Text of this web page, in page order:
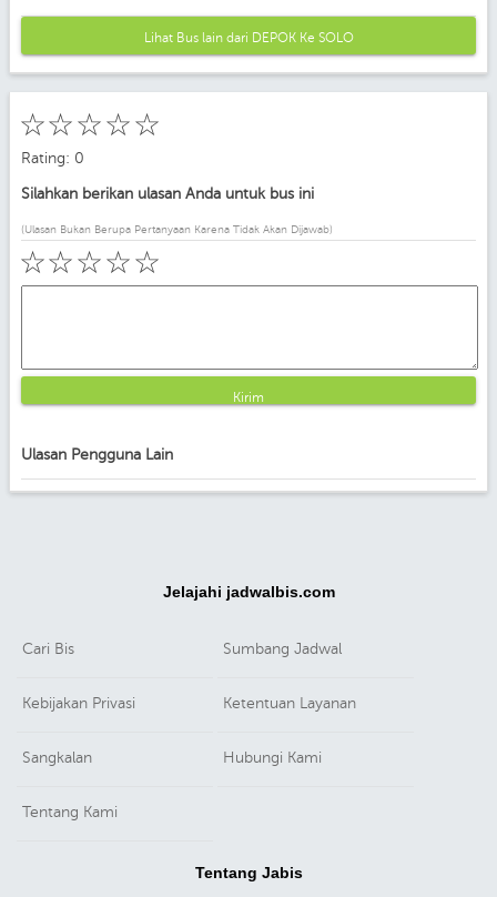
Lihat Bus lain dari DEPOK Ke SOLO
☆
☆
☆
☆
☆
Rating: 0
Silahkan berikan ulasan Anda untuk bus ini
(Ulasan Bukan Berupa Pertanyaan Karena Tidak Akan Dijawab)
☆
☆
☆
☆
☆
Kirim
Ulasan Pengguna Lain
Jelajahi jadwalbis.com
Cari Bis Sumbang Jadwal
Kebijakan Privasi Ketentuan Layanan
Sangkalan Hubungi Kami
Tentang Kami
Tentang Jabis